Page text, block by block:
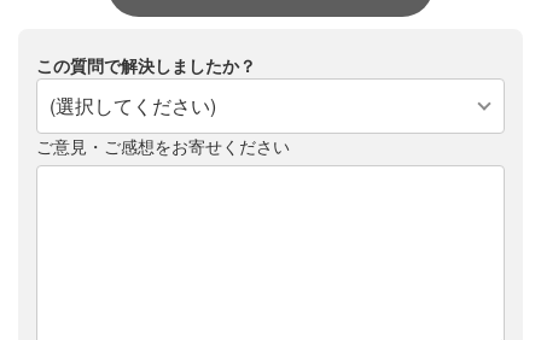
この質問で解決しましたか？
(選択してください)
ご意見・ご感想をお寄せください